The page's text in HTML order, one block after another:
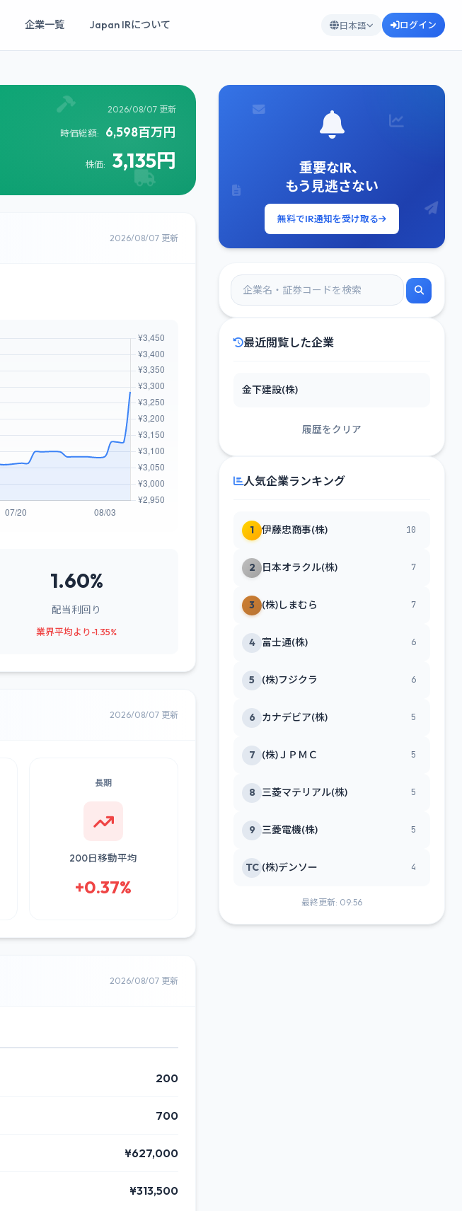
企業一覧 Japan IRについて 日本語 ログイン
2026/08/07 更新
時価総額: 6,598百万円
株価: 3,135円
2026/08/07 更新
1.60%
配当利回り
業界平均より-1.35%
2026/08/07 更新
長期
200日移動平均
+0.37%
2026/08/07 更新
200
700
¥627,000
¥313,500
重要なIR、
もう見逃さない
無料でIR通知を受け取る
最近閲覧した企業
金下建設(株)
履歴をクリア
人気企業ランキング
1 伊藤忠商事(株) 10
2 日本オラクル(株) 7
3 (株)しまむら 7
4 富士通(株) 6
5 (株)フジクラ 6
6 カナデビア(株) 5
7 (株)ＪＰＭＣ 5
8 三菱マテリアル(株) 5
9 三菱電機(株) 5
TC (株)デンソー 4
最終更新: 09:56